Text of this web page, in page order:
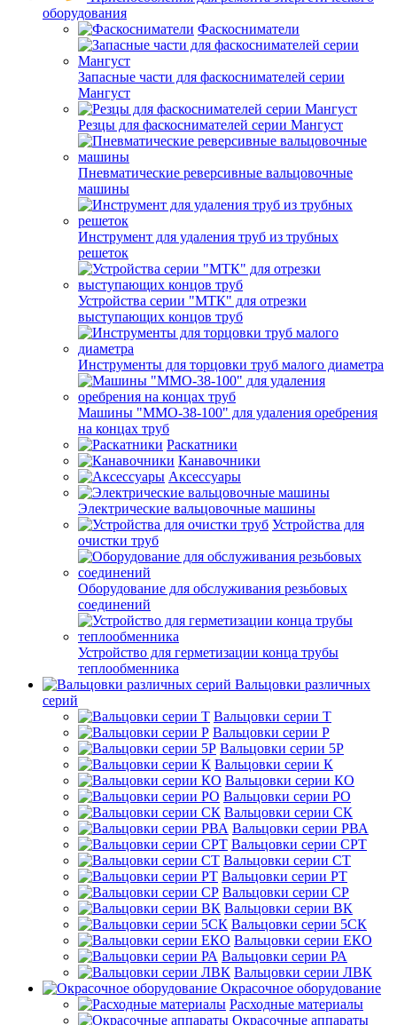
оборудования
Фаскосниматели
Запасные части для фаскоснимателей серии
Мангуст
Резцы для фаскоснимателей серии Мангуст
Пневматические реверсивные вальцовочные
машины
Инструмент для удаления труб из трубных
решеток
Устройства серии "МТК" для отрезки
выступающих концов труб
Инструменты для торцовки труб малого диаметра
Машины "ММО-38-100" для удаления оребрения
на концах труб
Раскатники
Канавочники
Аксессуары
Электрические вальцовочные машины
Устройства для
очистки труб
Оборудование для обслуживания резьбовых
соединений
Устройство для герметизации конца трубы
теплообменника
Вальцовки различных
серий
Вальцовки серии Т
Вальцовки серии Р
Вальцовки серии 5Р
Вальцовки серии К
Вальцовки серии КО
Вальцовки серии РО
Вальцовки серии СК
Вальцовки серии РВА
Вальцовки серии СРТ
Вальцовки серии СТ
Вальцовки серии РТ
Вальцовки серии СР
Вальцовки серии ВК
Вальцовки серии 5СК
Вальцовки серии ЕКО
Вальцовки серии РА
Вальцовки серии ЛВК
Окрасочное оборудование
Расходные материалы
Окрасочные аппараты